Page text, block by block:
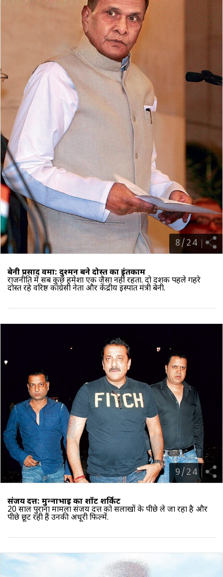
8/24
बेनी प्रसाद वर्मा: दुश्मन बने दोस्त का इंतकाम
राजनीति में सब कुछ हमेशा एक जैसा नहीं रहता. दो दशक पहले गहरे
दोस्त रहे वरिष्ठ कांग्रेसी नेता और केंद्रीय इस्पात मंत्री बेनी.
9/24
संजय दत्त: मुन्‍नाभाई का शॉर्ट शर्किट
20 साल पुराना मामला संजय दत्त को सलाखों के पीछे ले जा रहा है और
पीछे छूट रही हैं उनकी अधूरी फिल्में.